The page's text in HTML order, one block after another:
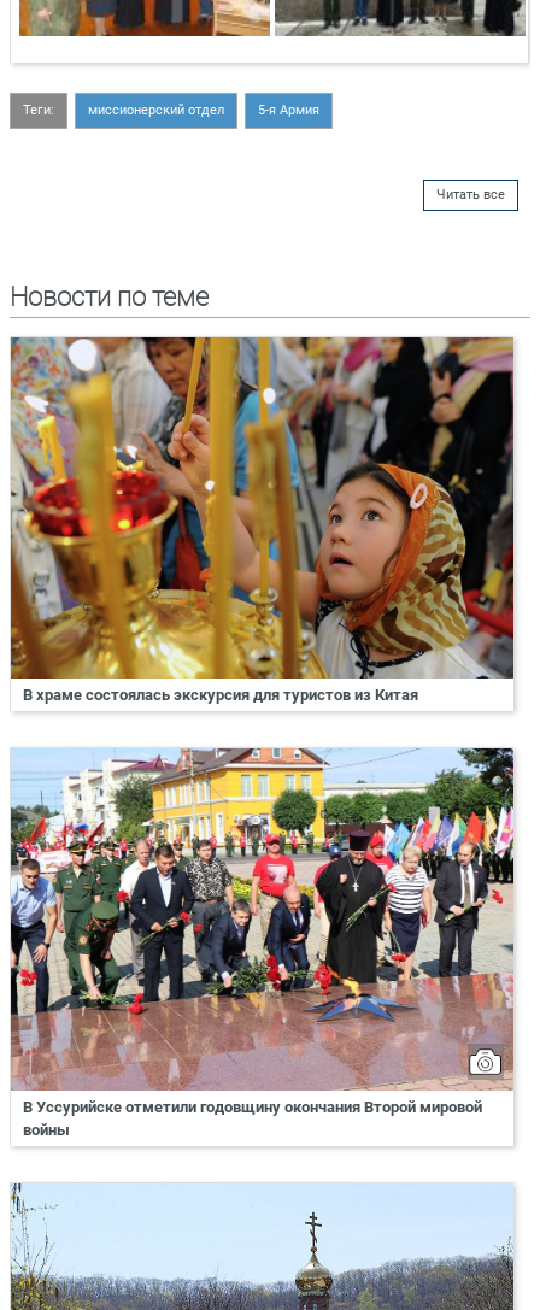
Теги: миссионерский отдел 5-я Армия
Читать все
Новости по теме
В храме состоялась экскурсия для туристов из Китая
В Уссурийске отметили годовщину окончания Второй мировой
войны